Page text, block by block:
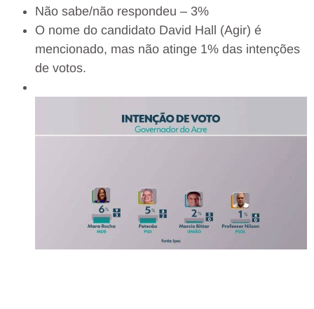
Não sabe/não respondeu – 3%
O nome do candidato David Hall (Agir) é
mencionado, mas não atinge 1% das intenções
de votos.